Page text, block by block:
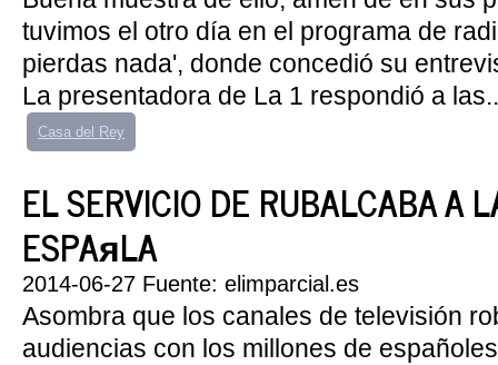
tuvimos el otro día en el programa de
pierdas nada', donde concedió su
La presentadora de La 1 respondió a
Casa del Rey
EL SERVICIO DE RUBALCABA A
ESPAяLA
2014-06-27 Fuente: elimparcial.es
Asombra que los canales de televisión
audiencias con los millones de